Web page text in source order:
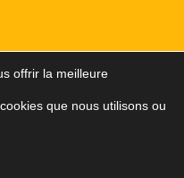
offrir la meilleure
que nous utilisons ou